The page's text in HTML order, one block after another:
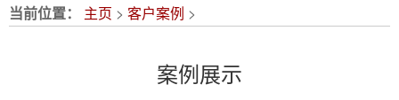
当前位置： 主页 > 客户案例 >
案例展示